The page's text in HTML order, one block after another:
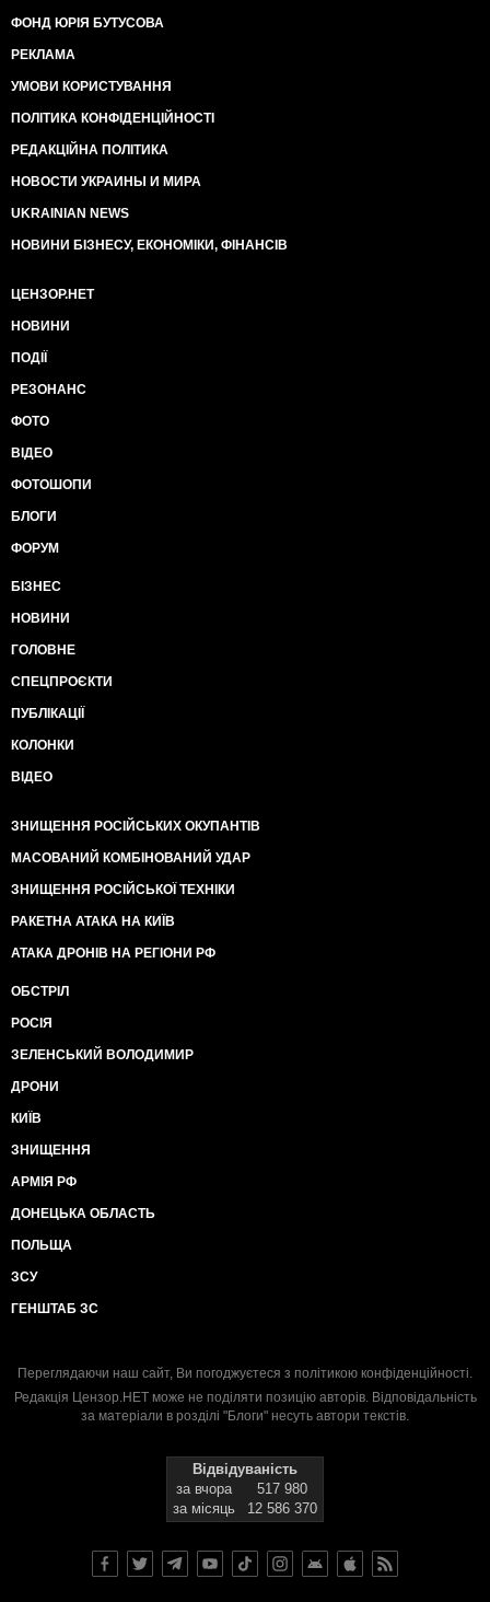
ФОНД ЮРІЯ БУТУСОВА
РЕКЛАМА
УМОВИ КОРИСТУВАННЯ
ПОЛІТИКА КОНФІДЕНЦІЙНОСТІ
РЕДАКЦІЙНА ПОЛІТИКА
НОВОСТИ УКРАИНЫ И МИРА
UKRAINIAN NEWS
НОВИНИ БІЗНЕСУ, ЕКОНОМІКИ, ФІНАНСІВ
ЦЕНЗОР.НЕТ
НОВИНИ
ПОДІЇ
РЕЗОНАНС
ФОТО
ВІДЕО
ФОТОШОПИ
БЛОГИ
ФОРУМ
БІЗНЕС
НОВИНИ
ГОЛОВНЕ
СПЕЦПРОЄКТИ
ПУБЛІКАЦІЇ
КОЛОНКИ
ВІДЕО
ЗНИЩЕННЯ РОСІЙСЬКИХ ОКУПАНТІВ
МАСОВАНИЙ КОМБІНОВАНИЙ УДАР
ЗНИЩЕННЯ РОСІЙСЬКОЇ ТЕХНІКИ
РАКЕТНА АТАКА НА КИЇВ
АТАКА ДРОНІВ НА РЕГІОНИ РФ
ОБСТРІЛ
РОСІЯ
ЗЕЛЕНСЬКИЙ ВОЛОДИМИР
ДРОНИ
КИЇВ
ЗНИЩЕННЯ
АРМІЯ РФ
ДОНЕЦЬКА ОБЛАСТЬ
ПОЛЬЩА
ЗСУ
ГЕНШТАБ ЗС
Переглядаючи наш сайт, Ви погоджуєтеся з політикою конфіденційності.
Редакція Цензор.НЕТ може не поділяти позицію авторів. Відповідальність
за матеріали в розділі "Блоги" несуть автори текстів.
Відвідуваність
за вчора
517 980
за місяць
12 586 370